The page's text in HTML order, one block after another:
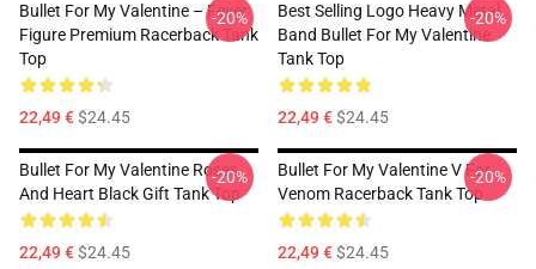
Bullet For My Valentine – Fever
Figure Premium Racerback Tank
Top
22,49 €$24.45
-20%
Best Selling Logo Heavy Metal
Band Bullet For My Valentine
Tank Top
22,49 €$24.45
-20%
Bullet For My Valentine Roses
And Heart Black Gift Tank Top
22,49 €$24.45
-20%
Bullet For My Valentine V For
Venom Racerback Tank Top
22,49 €$24.45
-20%